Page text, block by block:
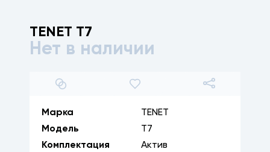
TENET T7
Нет в наличии
1/7
Марка
TENET
Модель
T7
Комплектация
Актив